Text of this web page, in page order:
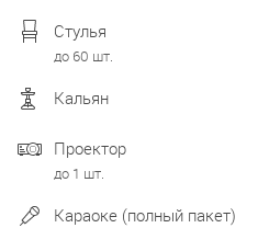
Стулья
до 60 шт.
Кальян
Проектор
до 1 шт.
Караоке (полный пакет)